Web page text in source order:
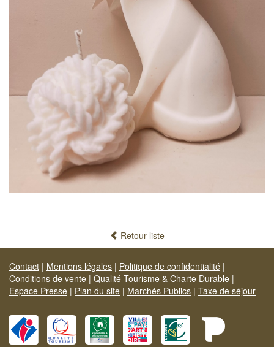
Retour liste
Contact | Mentions légales | Politique de confidentialité |
Conditions de vente | Qualité Tourisme & Charte Durable |
Espace Presse | Plan du site | Marchés Publics | Taxe de séjour